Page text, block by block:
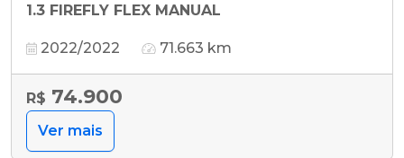
1.3 FIREFLY FLEX MANUAL
2022/2022 71.663 km
R$ 74.900
Ver mais